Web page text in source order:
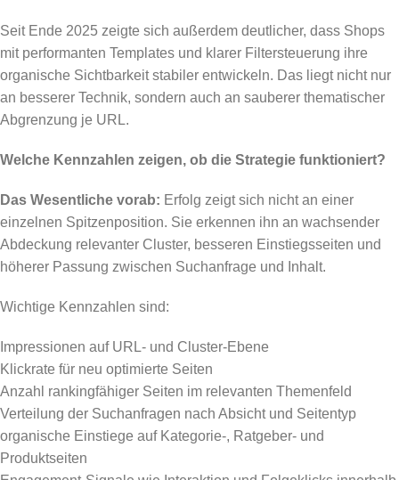
Seit Ende 2025 zeigte sich außerdem deutlicher, dass Shops
mit performanten Templates und klarer Filtersteuerung ihre
organische Sichtbarkeit stabiler entwickeln. Das liegt nicht nur
an besserer Technik, sondern auch an sauberer thematischer
Abgrenzung je URL.
Welche Kennzahlen zeigen, ob die Strategie funktioniert?
Das Wesentliche vorab: Erfolg zeigt sich nicht an einer
einzelnen Spitzenposition. Sie erkennen ihn an wachsender
Abdeckung relevanter Cluster, besseren Einstiegsseiten und
höherer Passung zwischen Suchanfrage und Inhalt.
Wichtige Kennzahlen sind:
Impressionen auf URL- und Cluster-Ebene
Klickrate für neu optimierte Seiten
Anzahl rankingfähiger Seiten im relevanten Themenfeld
Verteilung der Suchanfragen nach Absicht und Seitentyp
organische Einstiege auf Kategorie-, Ratgeber- und
Produktseiten